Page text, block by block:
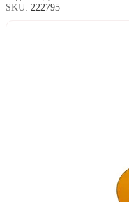
SKU: 222795